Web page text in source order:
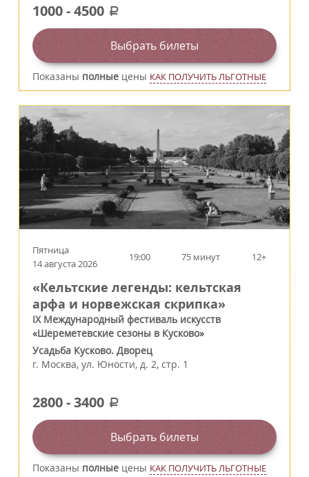
1000-4500 a
Выбрать билеты
Показаны полные цены КАК ПОЛУЧИТЬ ЛЬГОТНЫЕ
Пятница
14 августа 2026
19:00 75 минут 12+
«Кельтские легенды: кельтская
арфа и норвежская скрипка»
IX Международный фестиваль искусств
«Шереметевские сезоны в Кусково»
Усадьба Кусково. Дворец
г. Москва, ул. Юности, д. 2, стр. 1
2800-3400 a
Выбрать билеты
Показаны полные цены КАК ПОЛУЧИТЬ ЛЬГОТНЫЕ